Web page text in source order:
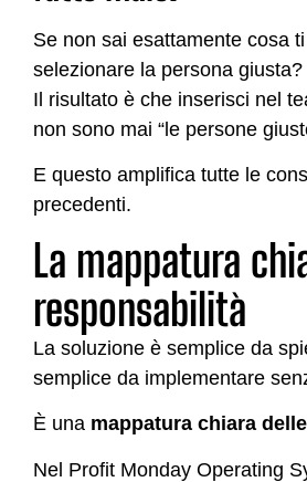
Se non sai esattamente cosa
selezionare la persona giusta?
Il risultato è che inserisci nel
non sono mai “le persone
E questo amplifica tutte le
precedenti.
La mappatura
responsabilità
La soluzione è semplice da
semplice da implementare
È una mappatura chiara
Nel Profit Monday Operating